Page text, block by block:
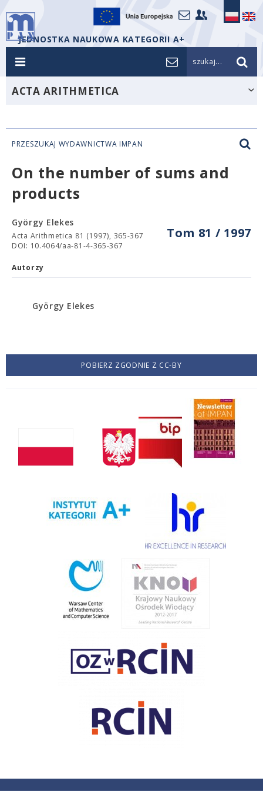
JEDNOSTKA NAUKOWA KATEGORII A+
szukaj...
ACTA ARITHMETICA
PRZESZUKAJ WYDAWNICTWA IMPAN
On the number of sums and
products
Tom 81 / 1997
György Elekes
Acta Arithmetica 81 (1997), 365-367
DOI: 10.4064/aa-81-4-365-367
Autorzy
György Elekes
POBIERZ ZGODNIE Z CC-BY